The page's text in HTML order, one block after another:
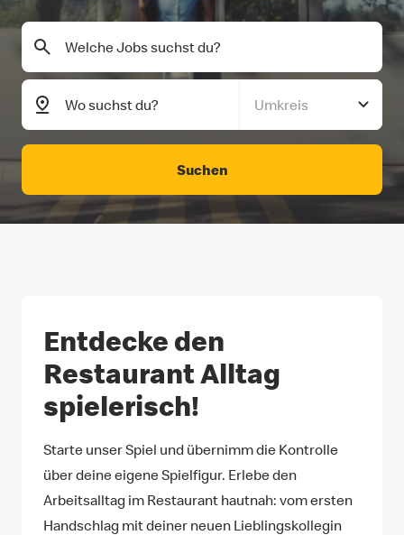
Umkreis
Suchen
Entdecke den
Restaurant Alltag
spielerisch!
Starte unser Spiel und übernimm die Kontrolle
über deine eigene Spielfigur. Erlebe den
Arbeitsalltag im Restaurant hautnah: vom ersten
Handschlag mit deiner neuen Lieblingskollegin